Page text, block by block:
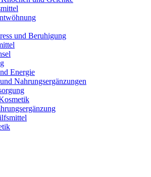
und Beruhigung
Energie
Nahrungsergänzungen